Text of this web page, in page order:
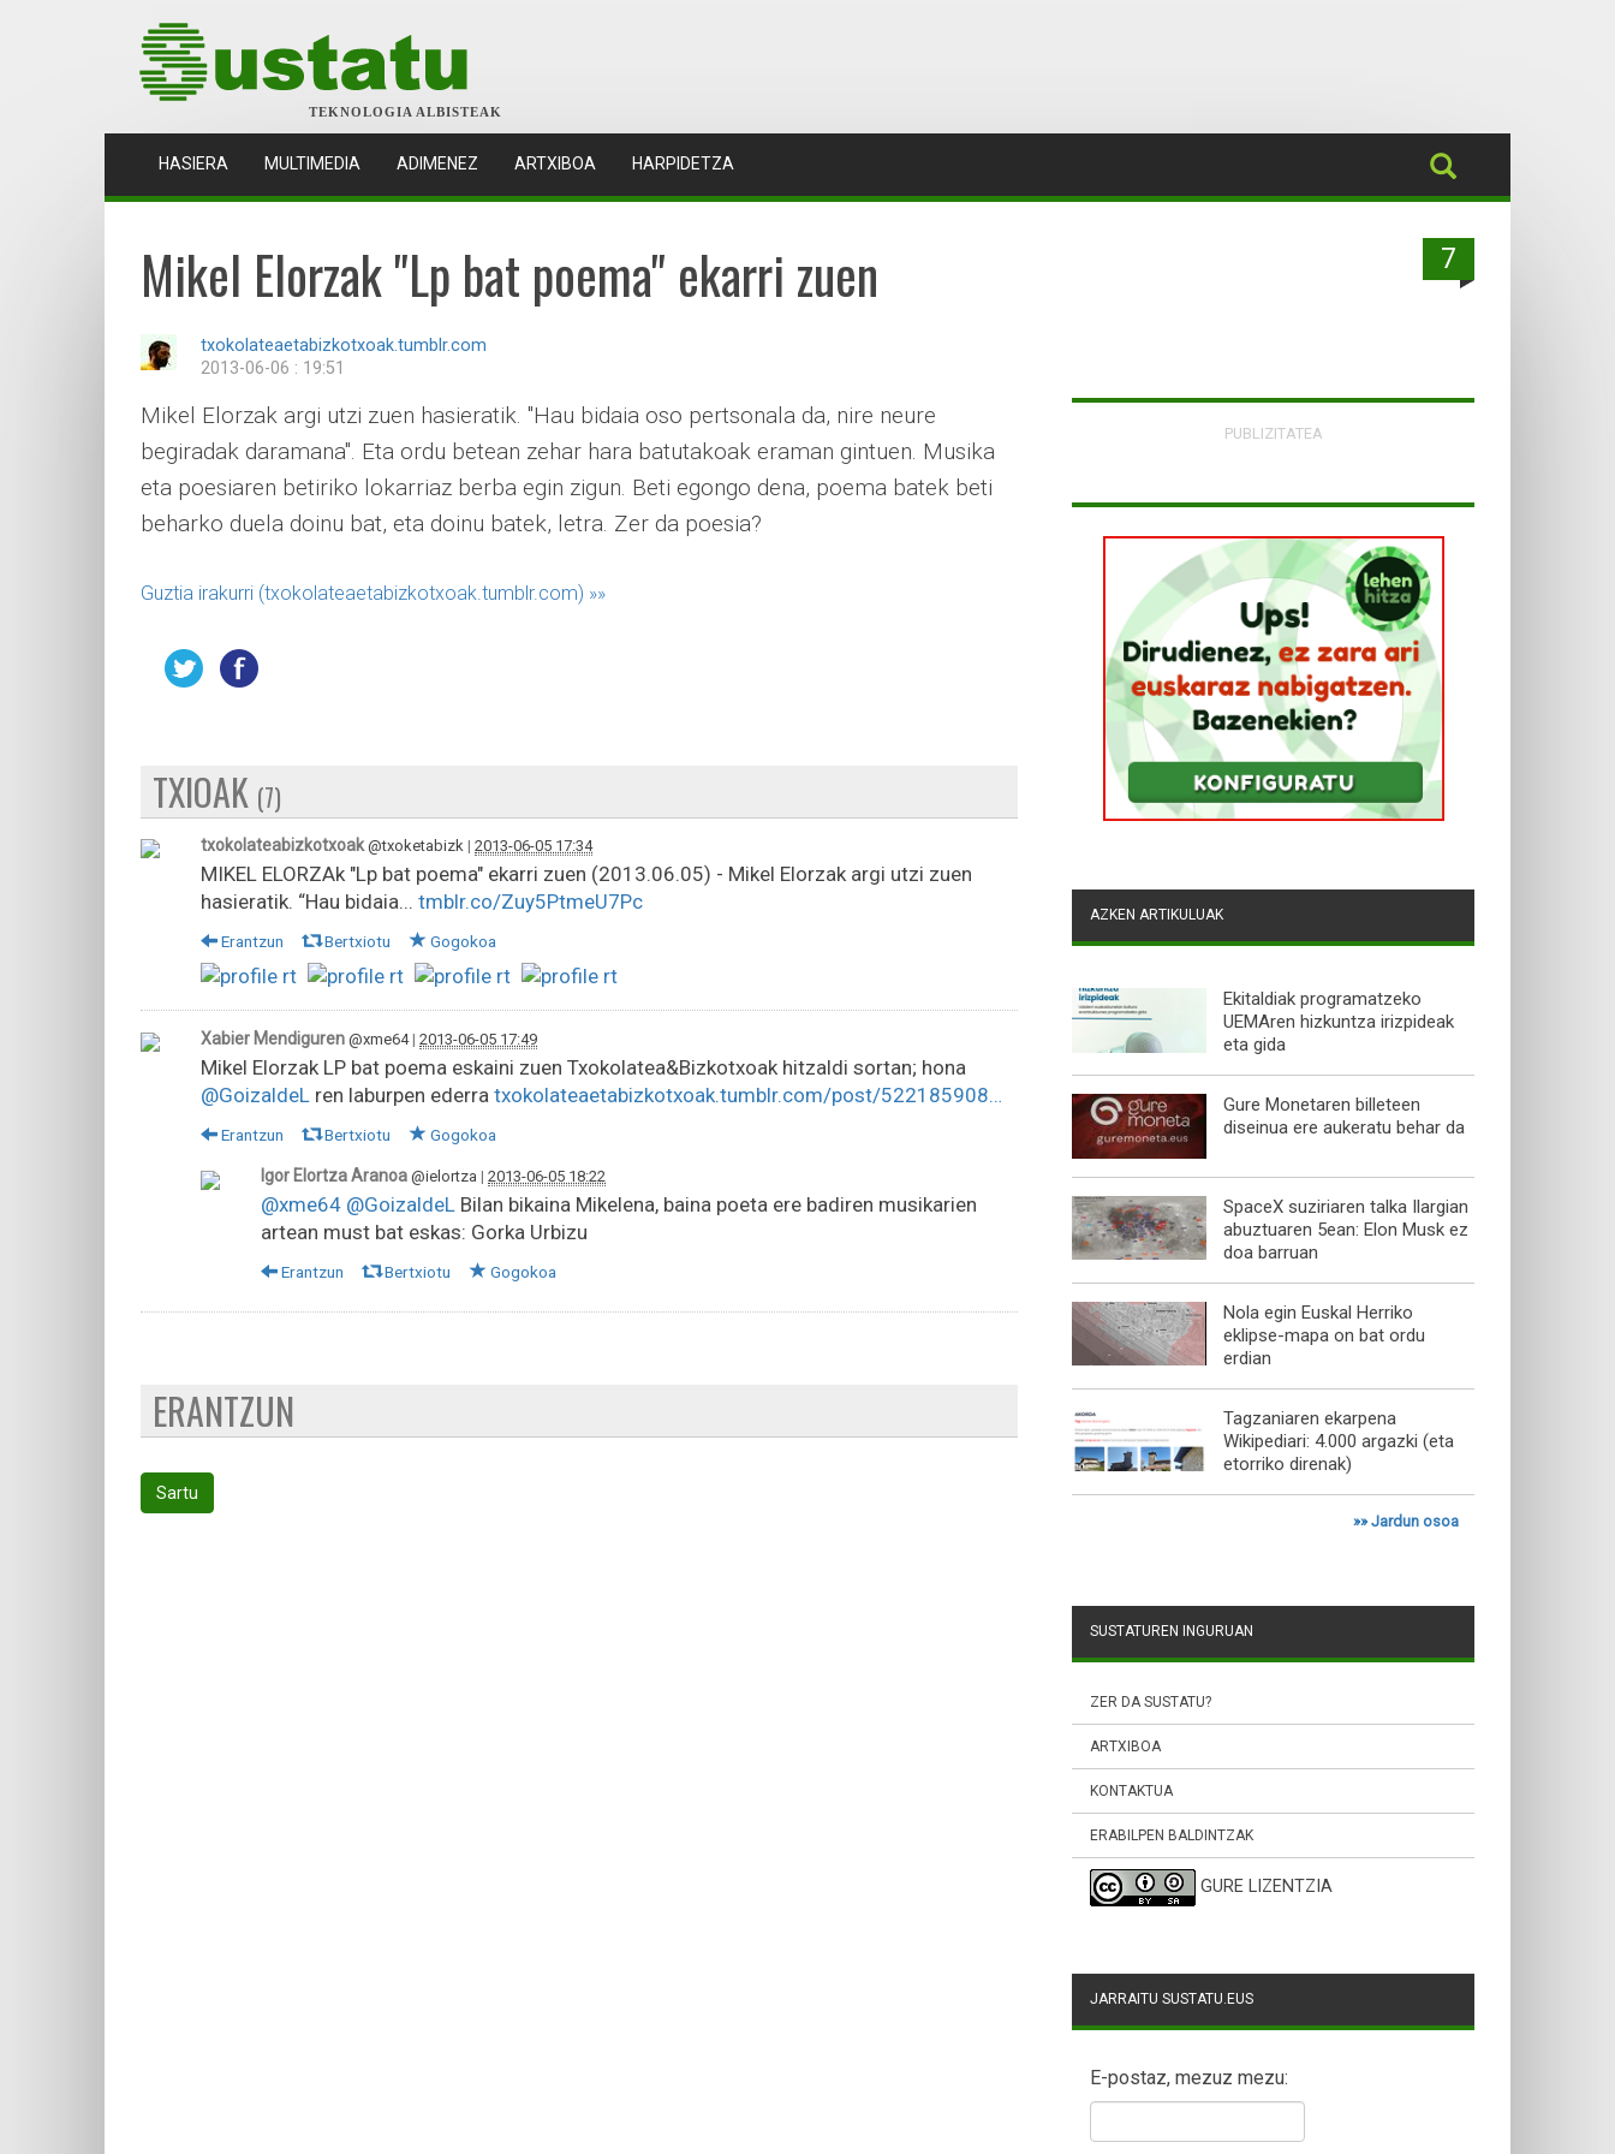
TEKNOLOGIA ALBISTEAK
HASIERA (CURRENT)
MULTIMEDIA ADIMENEZ ARTXIBOA HARPIDETZA
7
Mikel Elorzak "Lp bat poema" ekarri zuen
txokolateaetabizkotxoak.tumblr.com
2013-06-06 : 19:51
Mikel Elorzak argi utzi zuen hasieratik. "Hau bidaia oso pertsonala da, nire neure
begiradak daramana". Eta ordu betean zehar hara batutakoak eraman gintuen. Musika
eta poesiaren betiriko lokarriaz berba egin zigun. Beti egongo dena, poema batek beti
beharko duela doinu bat, eta doinu batek, letra. Zer da poesia?
Guztia irakurri (txokolateaetabizkotxoak.tumblr.com) »»
TXIOAK (7)
txokolateabizkotxoak @txoketabizk | 2013-06-05 17:34
MIKEL ELORZAk "Lp bat poema" ekarri zuen (2013.06.05) - Mikel Elorzak argi utzi zuen
hasieratik. “Hau bidaia... tmblr.co/Zuy5PtmeU7Pc
Erantzun Bertxiotu Gogokoa
Xabier Mendiguren @xme64| 2013-06-05 17:49
Mikel Elorzak LP bat poema eskaini zuen Txokolatea&Bizkotxoak hitzaldi sortan; hona
@GoizaldeL ren laburpen ederra txokolateaetabizkotxoak.tumblr.com/post/522185908…
Erantzun Bertxiotu Gogokoa
Igor Elortza Aranoa @ielortza | 2013-06-05 18:22
@xme64 @GoizaldeL Bilan bikaina Mikelena, baina poeta ere badiren musikarien
artean must bat eskas: Gorka Urbizu
Erantzun Bertxiotu Gogokoa
ERANTZUN
Sartu
PUBLIZITATEA
AZKEN ARTIKULUAK
Ekitaldiak programatzeko
UEMAren hizkuntza irizpideak
eta gida
Gure Monetaren billeteen
diseinua ere aukeratu behar da
SpaceX suziriaren talka Ilargian
abuztuaren 5ean: Elon Musk ez
doa barruan
Nola egin Euskal Herriko
eklipse-mapa on bat ordu
erdian
Tagzaniaren ekarpena
Wikipediari: 4.000 argazki (eta
etorriko direnak)
»»Jardun osoa
SUSTATUREN INGURUAN
ZER DA SUSTATU?
ARTXIBOA
KONTAKTUA
ERABILPEN BALDINTZAK
GURE LIZENTZIA
JARRAITU SUSTATU.EUS
E-postaz, mezuz mezu: